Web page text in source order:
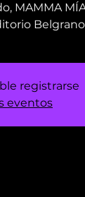
MAMMA
registrarse
eventos